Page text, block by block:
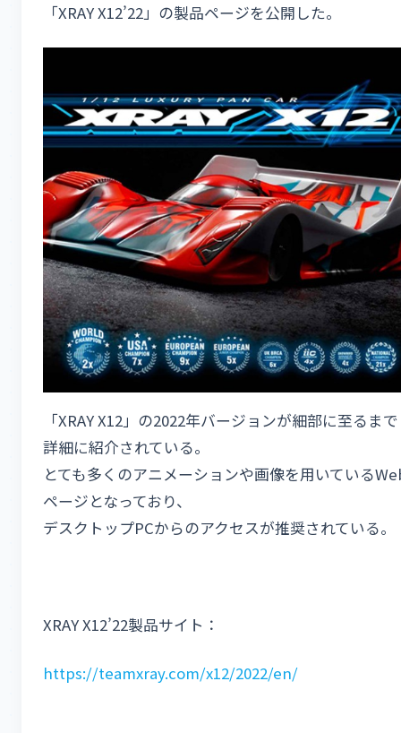
「XRAY X12’22」の製品ページを公開した。
「XRAY X12」の2022年バージョンが細部に至るまで
詳細に紹介されている。
とても多くのアニメーションや画像を用いている
ページとなっており、
デスクトップPCからのアクセスが推奨されている。
XRAY X12’22製品サイト：
https://teamxray.com/x12/2022/en/